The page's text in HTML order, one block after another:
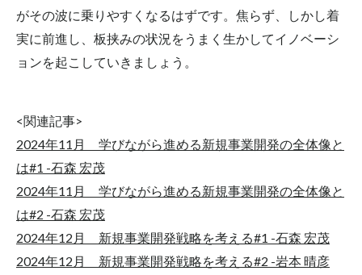
がその波に乗りやすくなるはずです。焦らず、しかし着
実に前進し、板挟みの状況をうまく 生かしてイノベーシ
ョンを起こしていきましょう。
<関連記事>
2024年11月 学びながら進める新規事業開発の全体像と
は#1 -石森 宏茂
2024年11月 学びながら進める新規事業開発の全体像と
は#2 -石森 宏茂
2024年12月 新規事業開発戦略を考える#1 -石森 宏茂
2024年12月 新規事業開発戦略を考える#2 -岩本 晴彦